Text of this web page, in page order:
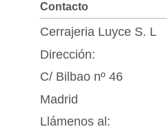
Contacto
Cerrajeria Luyce S. L
Dirección:
C/ Bilbao nº 46
Madrid
Llámenos al: